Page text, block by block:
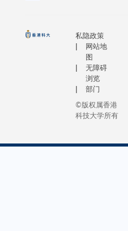
私隐政策
网站地
图
无障碍
浏览
部门
©版权属香港
科技大学所有